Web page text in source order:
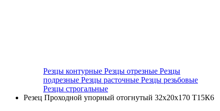
Резцы контурные Резцы отрезные Резцы
подрезные Резцы расточные Резцы резьбовые
Резцы строгальные
Резец Проходной упорный отогнутый 32х20х170 Т15К6